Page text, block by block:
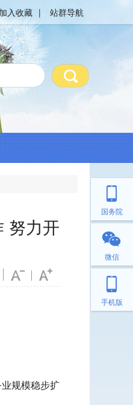
站群导航
入收藏 |
努力开
规模稳步扩
国务院
微信
手机版